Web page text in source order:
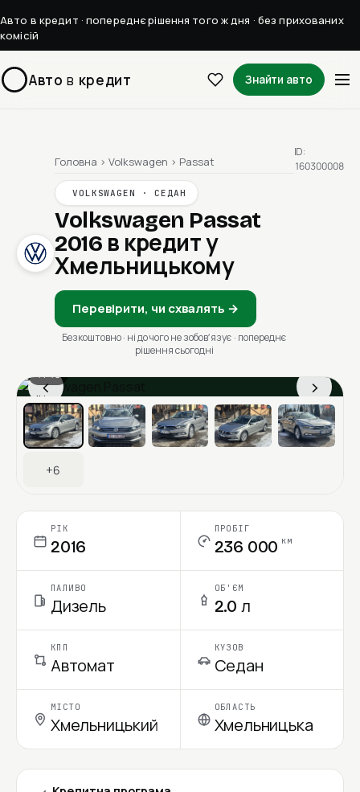
Авто в кредит · попереднє рішення того ж дня · без прихованих
комісій
Авто в кредит Знайти авто
Головна › Volkswagen › Passat
VOLKSWAGEN · СЕДАН
Volkswagen Passat
2016 в кредит у
Хмельницькому
Перевірити, чи схвалять →
Безкоштовно · ні до чого не зобовʼязує · попереднє
рішення сьогодні
ID:
160300008
‹ ›
1 / 13
Ціна в місяць
+6
РІК
2016
ПРОБІГ
236 000 км
ПАЛИВО
Дизель
ОБ'ЄМ
2.0 л
КПП
Автомат
КУЗОВ
Седан
МІСТО
Хмельницький
ОБЛАСТЬ
Хмельницька